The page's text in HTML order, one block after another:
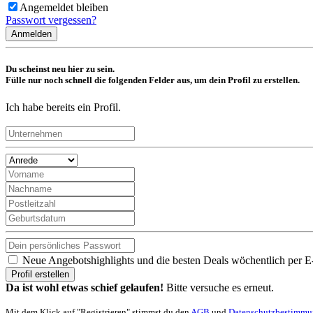
Angemeldet bleiben
Passwort vergessen?
Anmelden
Du scheinst neu hier zu sein.
Fülle nur noch schnell die folgenden Felder aus, um dein Profil zu erstellen.
Ich habe bereits ein Profil.
Neue Angebotshighlights und die besten Deals wöchentlich per
Profil erstellen
Da ist wohl etwas schief gelaufen! Bitte versuche es erneut.